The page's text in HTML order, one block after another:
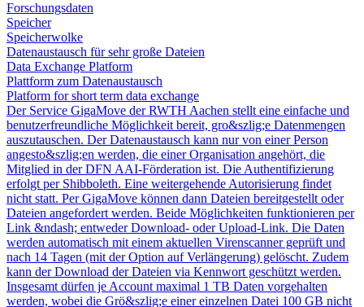
Forschungsdaten
Speicher
Speicherwolke
Datenaustausch für sehr große Dateien
Data Exchange Platform
Plattform zum Datenaustausch
Platform for short term data exchange
Der Service GigaMove der RWTH Aachen stellt eine einfache und
benutzerfreundliche Möglichkeit bereit, gro&szlig;e Datenmengen
auszutauschen. Der Datenaustausch kann nur von einer Person
angesto&szlig;en werden, die einer Organisation angehört, die
Mitglied in der DFN AAI-Förderation ist. Die Authentifizierung
erfolgt per Shibboleth. Eine weitergehende Autorisierung findet
nicht statt. Per GigaMove können dann Dateien bereitgestellt oder
Dateien angefordert werden. Beide Möglichkeiten funktionieren per
Link &ndash; entweder Download- oder Upload-Link. Die Daten
werden automatisch mit einem aktuellen Virenscanner geprüft und
nach 14 Tagen (mit der Option auf Verlängerung) gelöscht. Zudem
kann der Download der Dateien via Kennwort geschützt werden.
Insgesamt dürfen je Account maximal 1 TB Daten vorgehalten
werden, wobei die Grö&szlig;e einer einzelnen Datei 100 GB nicht